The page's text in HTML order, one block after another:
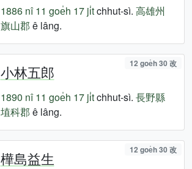
1886 nî 11 goe̍h 17 ji̍tchhut-sì. 高雄州
旗山郡 ê lâng.
小林五郎 12 goe̍h 30 改
1890 nî 11 goe̍h 17 ji̍tchhut-sì. 長野縣
埴科郡 ê lâng.
樺島益生 12 goe̍h 30 改